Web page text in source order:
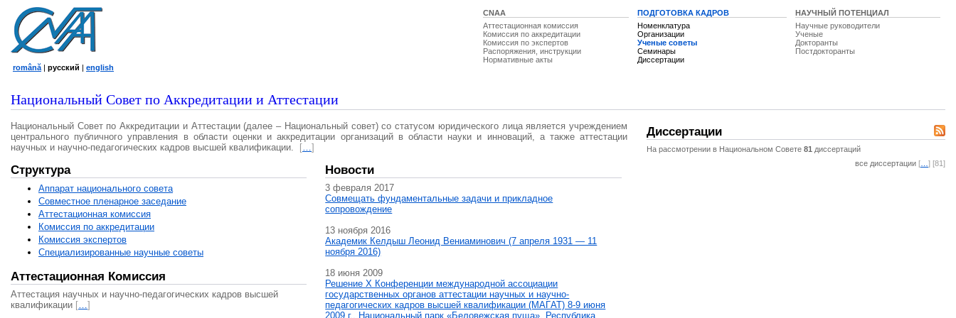
CNAA
Аттестационная комиссия
Комиссия по аккредитации
Комиссия по экспертов
Распоряжения, инструкции
Нормативные акты
ПОДГОТОВКА КАДРОВ
Номенклатура
Организации
Ученые советы
Семинары
Диссертации
НАУЧНЫЙ ПОТЕНЦИАЛ
Научные руководители
Ученые
Докторанты
Постдокторанты
română | русский | english
Национальный Совет по Аккредитации и Аттестации
Национальный Совет по Аккредитации и Аттестации (далее – Национальный совет) со статусом юридического лица является учреждением
центрального публичного управления в области оценки и аккредитации организаций в области науки и инноваций, а также аттестации
научных и научно-педагогических кадров высшей квалификации.
[…]
Структура
Аппарат национального совета
Совместное пленарное заседание
Аттестационная комисcия
Комиссия по аккредитации
Комиссия экспертов
Специализированные научные советы
Аттестационная Комиссия
Аттестация научных и научно-педагогических кадров высшей
квалификации […]
Новости
3 февраля 2017
Совмещать фундаментальные задачи и прикладное
сопровождение
13 ноября 2016
Академик Келдыш Леонид Вениаминович (7 апреля 1931 — 11
ноября 2016)
18 июня 2009
Решение X Конференции международной ассоциации
государственных органов аттестации научных и научно-
педагогических кадров высшей квалификации (МАГAT) 8-9 июня
2009 г., Национальный парк «Беловежская пуща», Республика
Диссертации
На рассмотрении в Национальном Совете 81 диссертаций
все диссертации [ ] [81]